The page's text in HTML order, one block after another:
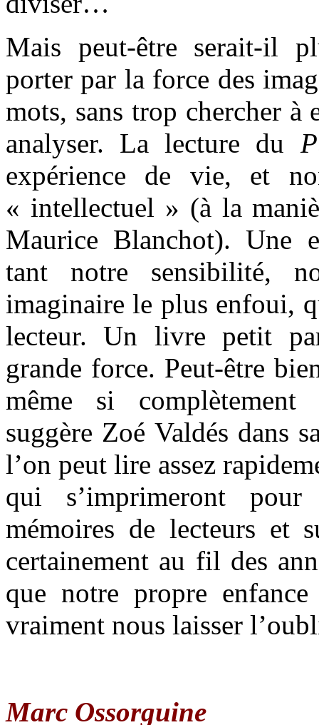
Mais peut-être serait-il
porter par la force des
mots, sans trop chercher à
analyser. La lecture du
expérience de vie, et
« intellectuel » (à la
Maurice Blanchot). Une
tant notre sensibilité,
imaginaire le plus enfoui,
lecteur. Un livre petit
grande force. Peut-être
même si
suggère Zoé Valdés dans
l’on peut lire assez
qui s’imprimeront
mémoires de lecteurs et
certainement au fil des
que notre propre enfance
vraiment nous laisser
Marc Ossorguine